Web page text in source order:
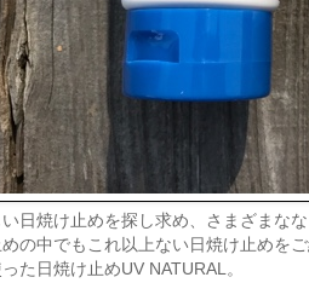
日焼け止めを探し求め、さまざまな
の中でもこれ以上ない日焼け止めを
た日焼け止めUV NATURAL。